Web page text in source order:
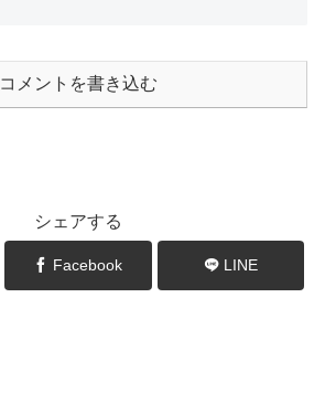
コメントを書き込む
シェアする
Facebook LINE